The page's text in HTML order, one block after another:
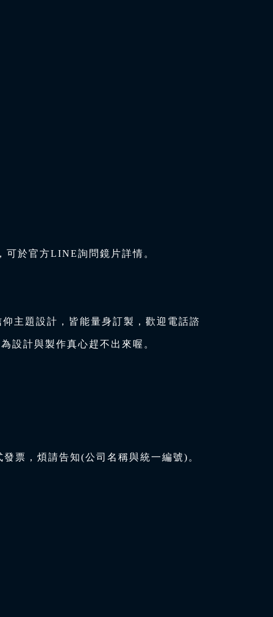
可於官方LINE詢問鏡片詳情。
主題設計，皆能量身訂製，歡迎電話諮
設計與製作真心趕不出來喔。
票，煩請告知(公司名稱與統一編號)。